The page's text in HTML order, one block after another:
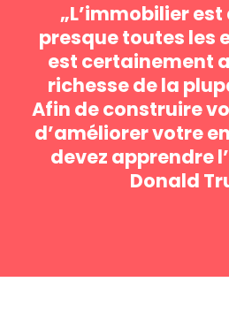
„L’immobilier
presque toutes les
est certainement
richesse de la
Afin de construire
d’améliorer votre
devez apprendre
Donald